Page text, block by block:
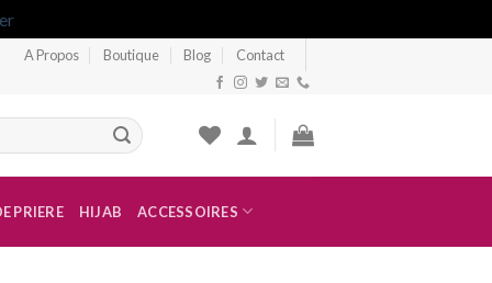
A Propos Boutique Blog Contact
PRIERE HIJAB ACCESSOIRES